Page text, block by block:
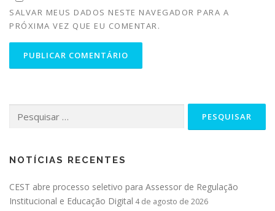
SALVAR MEUS DADOS NESTE NAVEGADOR PARA A
PRÓXIMA VEZ QUE EU COMENTAR.
NOTÍCIAS RECENTES
CEST abre processo seletivo para Assessor de Regulação
Institucional e Educação Digital 4 de agosto de 2026